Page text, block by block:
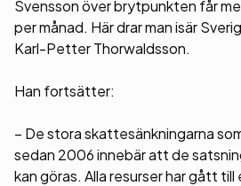
Svensson över brytpunkten får
per månad. Här drar man isär
Karl-Petter Thorwaldsson.
Han fortsätter:
– De stora skattesänkningarna
sedan 2006 innebär att de
kan göras. Alla resurser har gått